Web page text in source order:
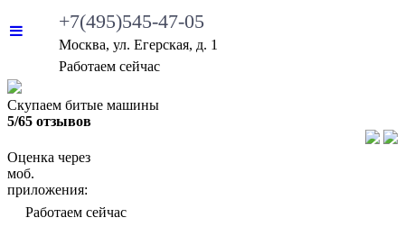
+7(495)545-47-05
Москва, ул. Егерская, д. 1
Работаем сейчас
Скупаем битые машины
5/65 отзывов
Оценка через
моб.
приложения:
Работаем сейчас